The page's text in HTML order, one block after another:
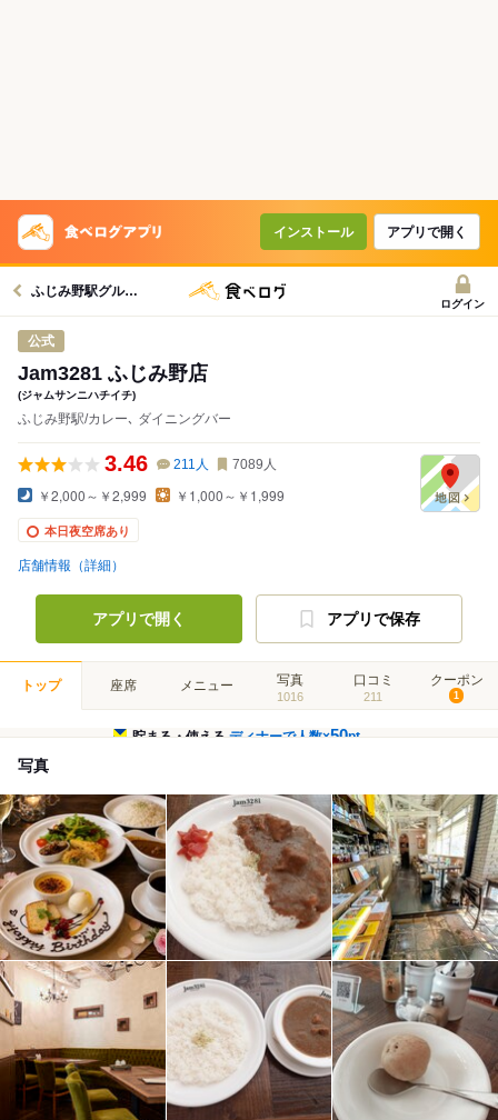
インストール アプリで開く
ふじみ野駅グルメへ
ログイン
公式
Jam3281 ふじみ野店
(ジャムサンニハチイチ)
ふじみ野駅/カレー､ ダイニングバー
3.46 211 人 7089 人
￥2,000～￥2,999 ￥1,000～￥1,999
本日夜空席あり
店舗情報（詳細）
アプリで開く アプリで保存
トップ 座席 メニュー 写真
1016
口コミ
211
クーポン
1
貯まる・使えるディナーで人数×50pt
写真